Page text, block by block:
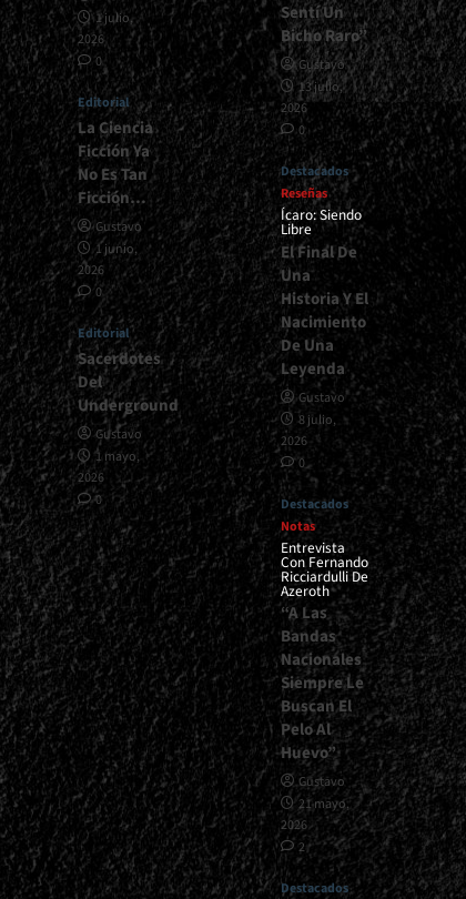
1 julio,
2026
0
Editorial
La Ciencia
Ficción Ya
No Es Tan
Ficción…
Gustavo
1 junio,
2026
0
Editorial
Sacerdotes
Del
Underground
Gustavo
1 mayo,
2026
0
Sentí Un
Bicho Raro”
Gustavo
13 julio,
2026
0
Destacados
Reseñas
Ícaro: Siendo
Libre
El Final De
Una
Historia Y El
Nacimiento
De Una
Leyenda
Gustavo
8 julio,
2026
0
Destacados
Notas
Entrevista
Con Fernando
Ricciardulli De
Azeroth
“A Las
Bandas
Nacionales
Siempre Le
Buscan El
Pelo Al
Huevo”
Gustavo
21 mayo,
2026
2
Destacados